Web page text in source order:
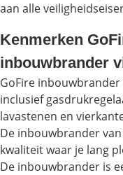
aan alle
Kenmerken
inbouwbrander
GoFire
inclusief
lavastenen en
De inbouwbrander
kwaliteit waar je lang
De inbouwbrander is